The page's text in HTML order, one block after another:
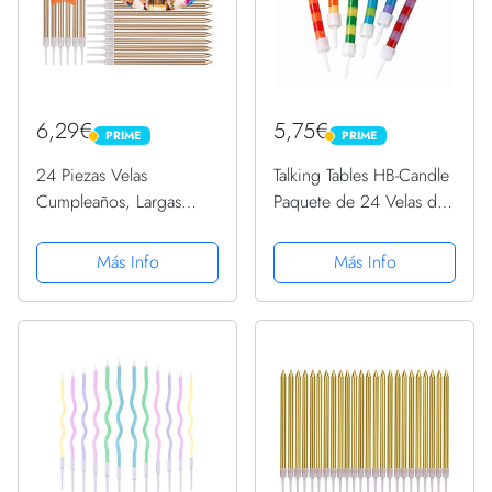
6,29€ PRIME
PRIME
24 Piezas Velas
Cumpleaños, Largas
con Soportes, Velas
Metálicas Altas para
Cupcakes para Bodas de
Shower Party Cake...
Más Info
5,75€ PRIME
PRIME
Talking Tables HB-Candle
Paquete de 24 Velas de
Multicolores con
Soportes | Adorno Arco
Iris, Decoraciones para
Más Info